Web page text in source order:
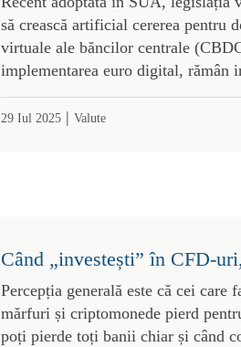
să crească artificial cererea pentru
virtuale ale băncilor centrale
implementarea euro digital, rămân
29 Iul 2025| Valute
Când „investești” în CFD-
Percepția generală este că cei
mărfuri și criptomonede pierd
poți pierde toți banii chiar și când